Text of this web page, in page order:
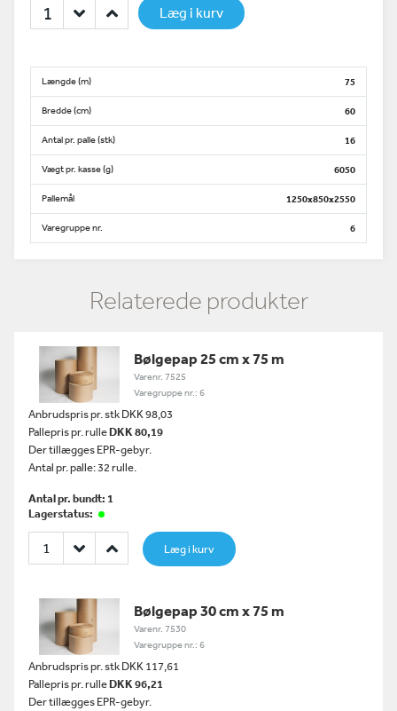
Læg i kurv
Længde (m) 75
Bredde (cm) 60
Antal pr. palle (stk) 16
Vægt pr. kasse (g) 6050
Pallemål 1250x850x2550
Varegruppe nr. 6
Relaterede produkter
Bølgepap 25 cm x 75 m
Varenr. 7525
Varegruppe nr.: 6
Anbrudspris pr. stk DKK 98,03
Pallepris pr. rulleDKK 80,19
Der tillægges EPR-gebyr.
Antal pr. palle: 32 rulle.
Antal pr. bundt: 1
Lagerstatus:
Læg i kurv
Bølgepap 30 cm x 75 m
Varenr. 7530
Varegruppe nr.: 6
Anbrudspris pr. stk DKK 117,61
Pallepris pr. rulleDKK 96,21
Der tillægges EPR-gebyr.